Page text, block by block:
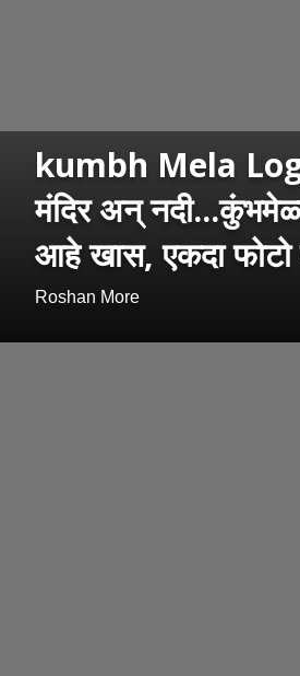
kumbh Mela
मंदिर अन्
आहे खास, एकदा फोटो
Roshan More